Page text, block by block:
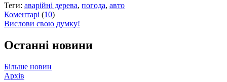
Теги: аварійні дерева, погода, авто
Коментарі (10)
Вислови свою думку!
Останні новини
Більше новин
Архів